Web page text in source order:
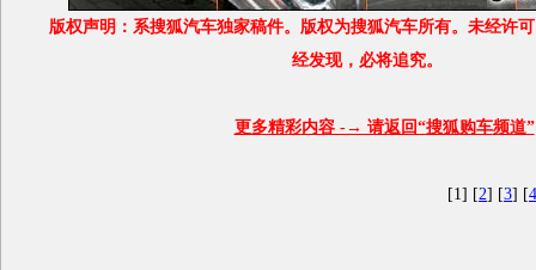
版权声明：系搜狐汽车独家稿件。版权为搜狐汽车所有。未经许
经发现，必将追究。
更多精彩内容 -→ 请返回“搜狐购车频道”
[1] [2] [3] [4